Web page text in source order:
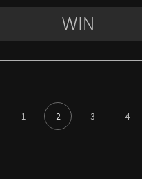
WIN
1 2 3 4